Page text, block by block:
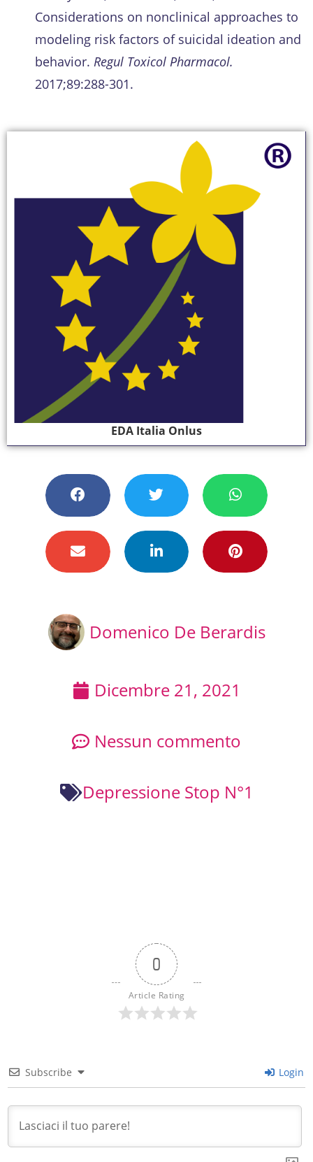
Considerations on nonclinical approaches to
modeling risk factors of suicidal ideation and
behavior. Regul Toxicol Pharmacol.
2017;89:288-301.
EDA Italia Onlus
Domenico De Berardis
Dicembre 21, 2021
Nessun commento
Depressione Stop N°1
0
Article Rating
Subscribe Login